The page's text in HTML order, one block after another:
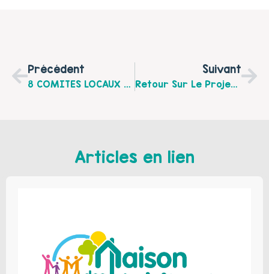
Précédent
8 COMITES LOCAUX PARENTALITE, 8 RENDEZ VOUS EN JUIN 2016
Suivant
Retour Sur Le Projet Sommeil Mis En Place Par Le Comité Local De L’Audomarois
Articles en lien